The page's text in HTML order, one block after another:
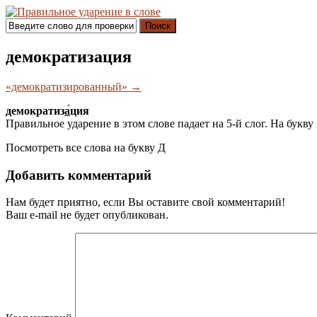
Поиск
демократизация
«демократизированный» →
демократиза́ция
Правильное ударение в этом слове падает на 5-й слог. На букву
Посмотреть все слова на букву Д
Добавить комментарий
Нам будет приятно, если Вы оставите свой комментарий!
Ваш e-mail не будет опубликован.